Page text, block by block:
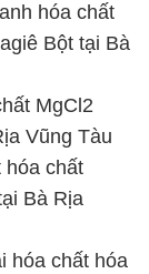
hóa chất
Bột tại Bà
MgCl2
Vũng Tàu
hóa chất
Bà Rịa
hóa chất hóa